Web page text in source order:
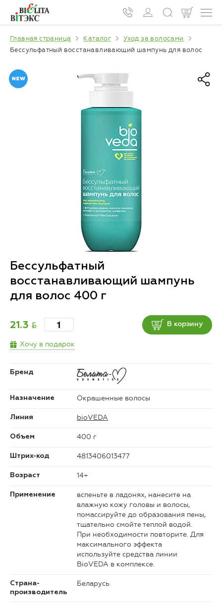
Главная страница Каталог
Уход за волосами
Бессульфатный восстанавливающий шампунь для волос
Бессульфатный
восстанавливающий шампунь
для волос 400 г
21.3 BYN В корзину
Хочу в подарок
Бренд
Назначение Окрашенные волосы
Линия bioVEDA
Объем 400 г
Штрих-код 4813406013477
Возраст 14+
Применение
вспеньте в ладонях, нанесите на
влажную кожу головы и волосы,
помассируйте до образования пены,
тщательно смойте теплой водой.
При необходимости повторите. Для
максимального эффекта
используйте средства линии
BioVEDA в комплексе.
Страна-
производитель
Беларусь